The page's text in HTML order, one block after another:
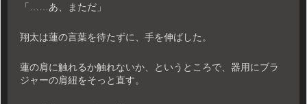
「……あ、まただ」
翔太は蓮の言葉を待たずに、手を伸ばした。
蓮の肩に触れるか触れないか、というところで、器用にブラ
ジャーの肩紐をそっと直す。